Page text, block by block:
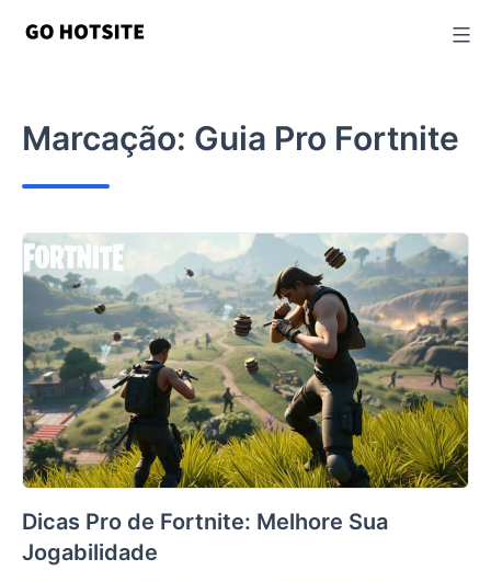
Marcação: Guia Pro Fortnite
Dicas Pro de Fortnite: Melhore Sua
Jogabilidade